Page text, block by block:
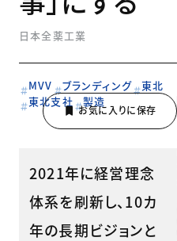
日本全薬工業
MVV ブランディング
東北
東北支社
製造
2021年に経営理念
体系を刷新し、10カ
年の長期ビジョンと